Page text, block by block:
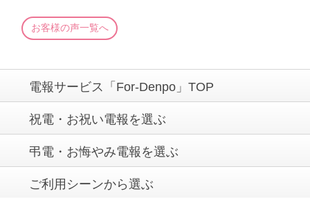
お客様の声一覧へ
電報サービス「For-Denpo」TOP
祝電・お祝い電報を選ぶ
弔電・お悔やみ電報を選ぶ
ご利用シーンから選ぶ